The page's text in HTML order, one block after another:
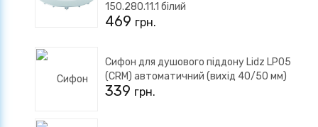
150.280.11.1 білий
469 грн.
Сифон для душового піддону Lidz LP05
(CRM) автоматичний (вихід 40/50 мм)
339 грн.